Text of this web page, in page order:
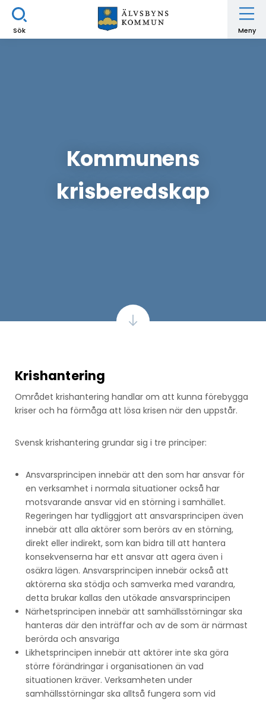
Sök Meny
Kommunens
krisberedskap
Krishantering
Området krishantering handlar om att kunna förebygga
kriser och ha förmåga att lösa krisen när den uppstår.
Svensk krishantering grundar sig i tre principer:
Ansvarsprincipen innebär att den som har ansvar för
en verksamhet i normala situationer också har
motsvarande ansvar vid en störning i samhället.
Regeringen har tydliggjort att ansvarsprincipen även
innebär att alla aktörer som berörs av en störning,
direkt eller indirekt, som kan bidra till att hantera
konsekvenserna har ett ansvar att agera även i
osäkra lägen. Ansvarsprincipen innebär också att
aktörerna ska stödja och samverka med varandra,
detta brukar kallas den utökade ansvarsprincipen
Närhetsprincipen innebär att samhällsstörningar ska
hanteras där den inträffar och av de som är närmast
berörda och ansvariga
Likhetsprincipen innebär att aktörer inte ska göra
större förändringar i organisationen än vad
situationen kräver. Verksamheten under
samhällsstörningar ska alltså fungera som vid